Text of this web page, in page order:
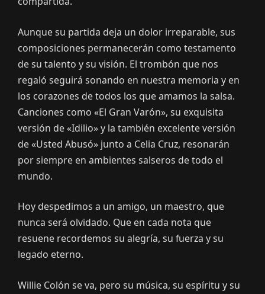
Aunque su partida deja un dolor irreparable, sus
composiciones permanecerán como testamento
de su talento y su visión. El trombón que nos
regaló seguirá sonando en nuestra memoria y en
los corazones de todos los que amamos la salsa.
Canciones como «El Gran Varón», su exquisita
versión de «Idilio» y la también excelente versión
de «Usted Abusó» junto a Celia Cruz, resonarán
por siempre en ambientes salseros de todo el
mundo.
Hoy despedimos a un amigo, un maestro, que
nunca será olvidado. Que en cada nota que
resuene recordemos su alegría, su fuerza y su
legado eterno.
Willie Colón se va, pero su música, su espíritu y su